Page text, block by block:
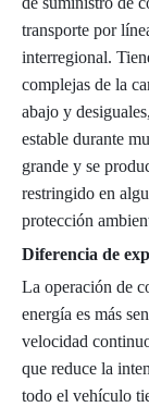
transporte por
interregional.
complejas de la
abajo y
estable durante
grande y se
restringido en
protección
Diferencia de
La operación de
energía es más
velocidad
que reduce la
todo el vehículo